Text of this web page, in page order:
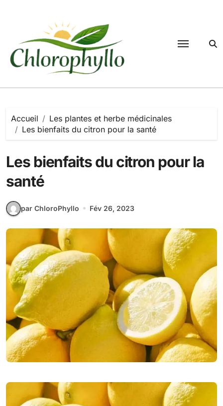
Accueil
Les plantes et herbe médicinales
Les bienfaits du citron pour la santé
Les bienfaits du citron pour la
santé
par ChloroPhyllo Fév 26, 2023